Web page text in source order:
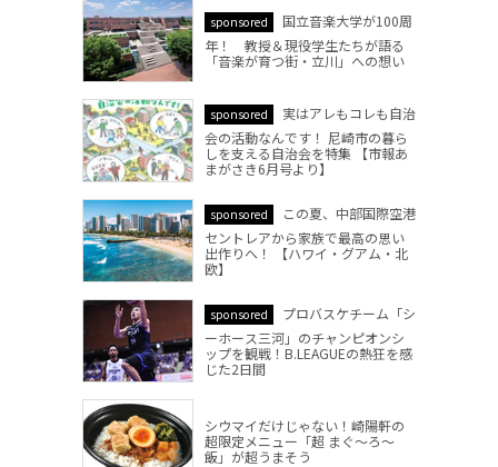
sponsored
国立音楽大学が100周
年！ 教授＆現役学生たちが語る
「音楽が育つ街・立川」への想い
sponsored
実はアレもコレも自治
会の活動なんです！ 尼崎市の暮ら
しを支える自治会を特集 【市報あ
まがさき6月号より】
sponsored
この夏、中部国際空港
セントレアから家族で最高の思い
出作りへ！ 【ハワイ・グアム・北
欧】
sponsored
プロバスケチーム「シ
ーホース三河」のチャンピオンシ
ップを観戦！B.LEAGUEの熱狂を感
じた2日間
シウマイだけじゃない！崎陽軒の
超限定メニュー「超 まぐ～ろ～
飯」が超うまそう